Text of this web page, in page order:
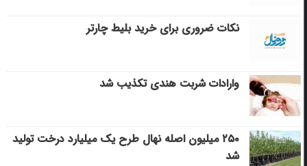
نکات ضروری برای خرید بلیط چارتر
وارادات شربت هندی تکذیب شد
۲۵۰ میلیون اصله نهال طرح یک میلیارد درخت تولید
شد